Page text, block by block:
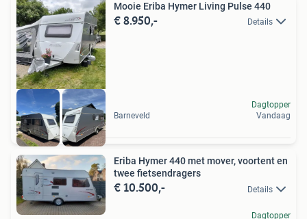
Mooie Eriba Hymer Living Pulse 440
€ 8.950,- Details
Barneveld
Dagtopper
Vandaag
Eriba Hymer 440 met mover, voortent en
twee fietsendragers
€ 10.500,- Details
Dagtopper